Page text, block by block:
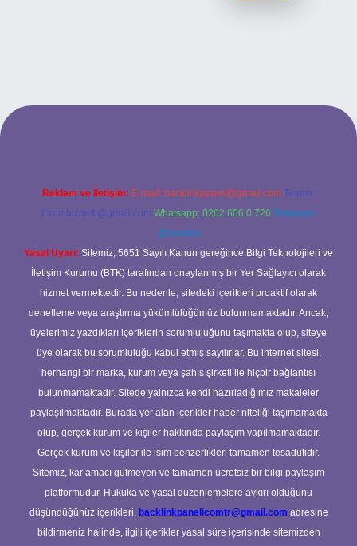
Reklam ve İletişim: E-mail: backlinkpaneli@gmail.com Teams:
forumhizmeti@gmail.com Whatsapp: 0262 606 0 726 Telegram:
@karabul
Yasal Uyarı: Sitemiz, 5651 Sayılı Kanun gereğince Bilgi Teknolojileri ve
İletişim Kurumu (BTK) tarafından onaylanmış bir Yer Sağlayıcı olarak
hizmet vermektedir. Bu nedenle, sitedeki içerikleri proaktif olarak
denetleme veya araştırma yükümlülüğümüz bulunmamaktadır. Ancak,
üyelerimiz yazdıkları içeriklerin sorumluluğunu taşımakta olup, siteye
üye olarak bu sorumluluğu kabul etmiş sayılırlar. Bu internet sitesi,
herhangi bir marka, kurum veya şahıs şirketi ile hiçbir bağlantısı
bulunmamaktadır. Sitede yalnızca kendi hazırladığımız makaleler
paylaşılmaktadır. Burada yer alan içerikler haber niteliği taşımamakta
olup, gerçek kurum ve kişiler hakkında paylaşım yapılmamaktadır.
Gerçek kurum ve kişiler ile isim benzerlikleri tamamen tesadüfidir.
Sitemiz, kar amacı gütmeyen ve tamamen ücretsiz bir bilgi paylaşım
platformudur. Hukuka ve yasal düzenlemelere aykırı olduğunu
düşündüğünüz içerikleri, backlinkpanelicomtr@gmail.com adresine
bildirmeniz halinde, ilgili içerikler yasal süre içerisinde sitemizden